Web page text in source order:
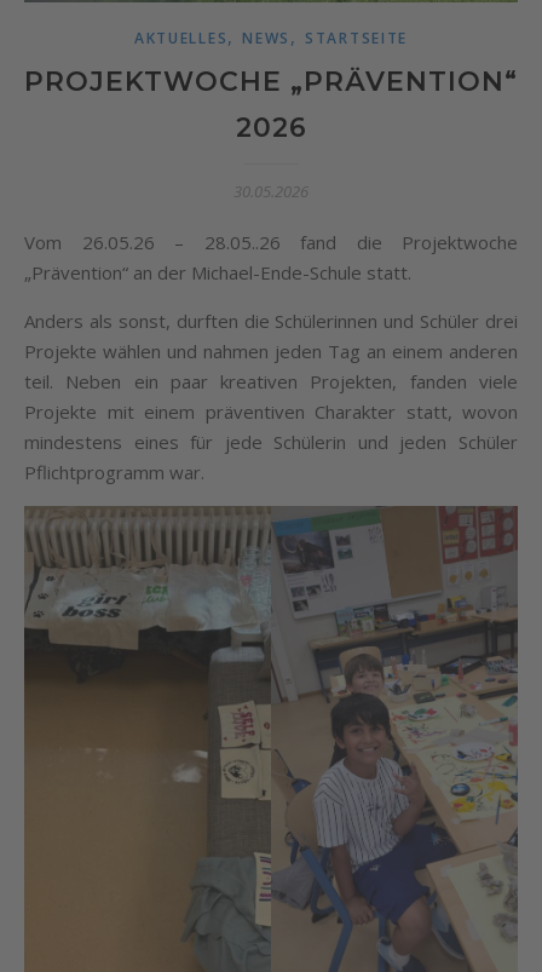
AKTUELLES, NEWS , STARTSEITE
PROJEKTWOCHE „PRÄVENTION“
2026
30.05.2026
Vom 26.05.26 – 28.05..26 fand die Projektwoche
„Prävention“ an der Michael-Ende-Schule statt.
Anders als sonst, durften die Schülerinnen und Schüler drei
Projekte wählen und nahmen jeden Tag an einem anderen
teil. Neben ein paar kreativen Projekten, fanden viele
Projekte mit einem präventiven Charakter statt, wovon
mindestens eines für jede Schülerin und jeden Schüler
Pflichtprogramm war.